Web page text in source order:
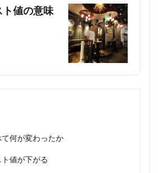
ト値の意味
何が変わったか
値が下がる